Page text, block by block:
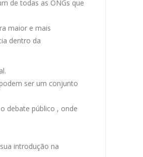
de todas as ONGs que
maior e mais
dentro da
ser um conjunto
debate público , onde
introdução na